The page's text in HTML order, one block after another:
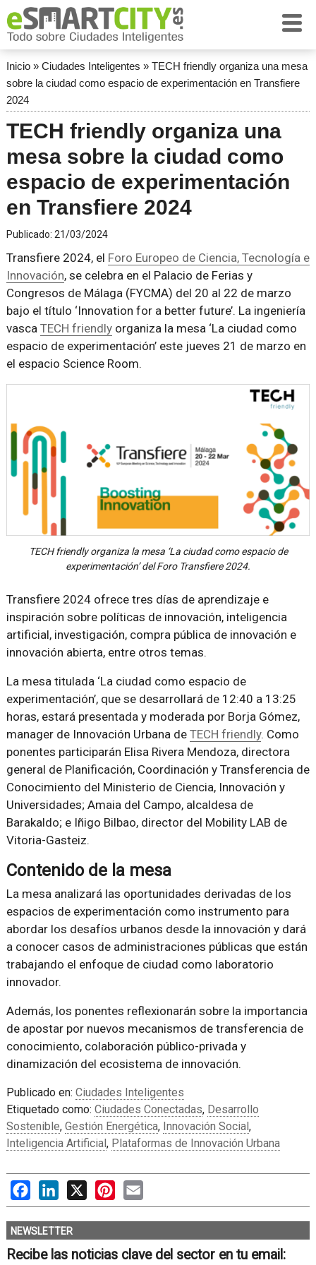
Inicio» Ciudades Inteligentes » TECH friendly organiza una mesa
sobre la ciudad como espacio de experimentación en Transfiere
2024
TECH friendly organiza una
mesa sobre la ciudad como
espacio de experimentación
en Transfiere 2024
Publicado: 21/03/2024
Transfiere 2024, el Foro Europeo de Ciencia, Tecnología e
Innovación, se celebra en el Palacio de Ferias y
Congresos de Málaga (FYCMA) del 20 al 22 de marzo
bajo el título ‘Innovation for a better future’. La ingeniería
vasca TECH friendlyorganiza la mesa ‘La ciudad como
espacio de experimentación’ este jueves 21 de marzo en
el espacio Science Room.
TECH friendly organiza la mesa ‘La ciudad como espacio de
experimentación’ del Foro Transfiere 2024.
Transfiere 2024 ofrece tres días de aprendizaje e
inspiración sobre políticas de innovación, inteligencia
artificial, investigación, compra pública de innovación e
innovación abierta, entre otros temas.
La mesa titulada ‘La ciudad como espacio de
experimentación’, que se desarrollará de 12:40 a 13:25
horas, estará presentada y moderada por Borja Gómez,
manager de Innovación Urbana de TECH friendly. Como
ponentes participarán Elisa Rivera Mendoza, directora
general de Planificación, Coordinación y Transferencia de
Conocimiento del Ministerio de Ciencia, Innovación y
Universidades; Amaia del Campo, alcaldesa de
Barakaldo; e Iñigo Bilbao, director del Mobility LAB de
Vitoria-Gasteiz.
Contenido de la mesa
La mesa analizará las oportunidades derivadas de los
espacios de experimentación como instrumento para
abordar los desafíos urbanos desde la innovación y dará
a conocer casos de administraciones públicas que están
trabajando el enfoque de ciudad como laboratorio
innovador.
Además, los ponentes reflexionarán sobre la importancia
de apostar por nuevos mecanismos de transferencia de
conocimiento, colaboración público-privada y
dinamización del ecosistema de innovación.
Publicado en: Ciudades Inteligentes
Etiquetado como: Ciudades Conectadas, Desarrollo
Sostenible, Gestión Energética, Innovación Social,
Inteligencia Artificial, Plataformas de Innovación Urbana
FacebookLinkedIn
X PinterestEmail
NEWSLETTER
Recibe las noticias clave del sector en tu email: